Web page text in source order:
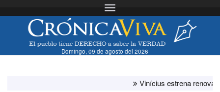
Toggle navigation
Domingo, 09 de agosto del 2026
Vinícius estrena